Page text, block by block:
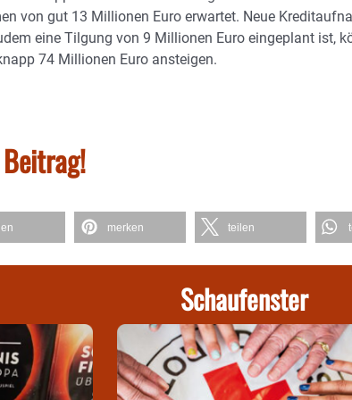
von gut 13 Millionen Euro erwartet. Neue
eine Tilgung von 9 Millionen Euro eingeplant ist,
74 Millionen Euro ansteigen.
merken teilen
Schaufenster